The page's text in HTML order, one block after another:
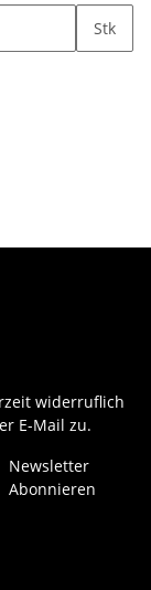
Stk
widerruflich
E-Mail zu.
Newsletter
Abonnieren